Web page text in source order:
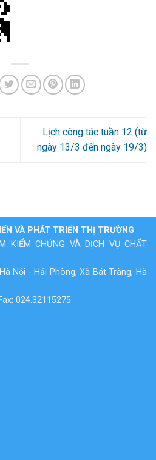
Lịch công tác tuần 12 (từ
ngày 13/3 đến ngày 19/3)
VÀ PHÁT TRIỂN THỊ TRƯỜNG
KIỂM CHỨNG VÀ DỊCH VỤ CHẤT
Nội - Hải Phòng, Xã Bát Tràng, Hà
024.32115275